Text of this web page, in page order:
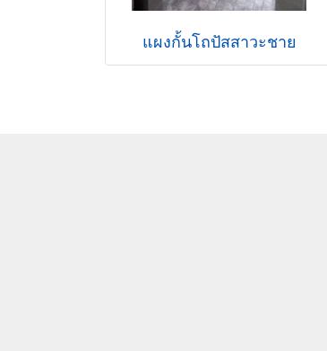
แผงกั้นโถปัสสาวะชาย